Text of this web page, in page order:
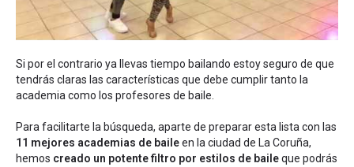
Si por el contrario ya llevas tiempo bailando estoy seguro de que
tendrás claras las características que debe cumplir tanto la
academia como los profesores de baile.
Para facilitarte la búsqueda, aparte de preparar esta lista con las
11 mejores academias de baileen la ciudad de La Coruña,
hemos creado un potente filtro por estilos de baileque podrás